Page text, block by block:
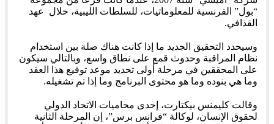
“بول” الفرنسية للمعلوماتيات، للسلطات الليبية، خلال عهد
القذافي.
وسيحدد التحقيق الجديد ما إذا كانت هناك صلة بين استخدام
نظام المراقبة وحدوث قمع على نطاق واسع، وبالتالي سيكون
على المحققين في مرحلة أولى تحديد موعد توقيع هذا العقد
وما هي بنوده وما هو محتوى البرنامج وما إذا تم تشغيله.
وقالت كليمنس بيكتارت، إحدى محاميات الاتحاد الدولي
لحقوق الإنسان، لوكالة “فرانس برس”، إن المرحلة الثانية